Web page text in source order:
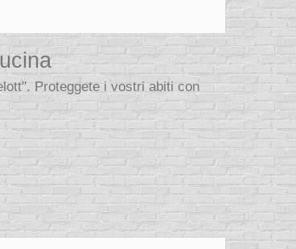
Proteggete i vostri abiti con